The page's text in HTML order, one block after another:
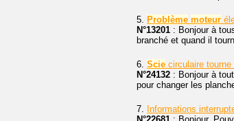
5. Problème moteur
N°13201 : Bonjour à
branché et quand il
6. Scie circulaire
N°24132 : Bonjour à
pour changer les
7. Informations